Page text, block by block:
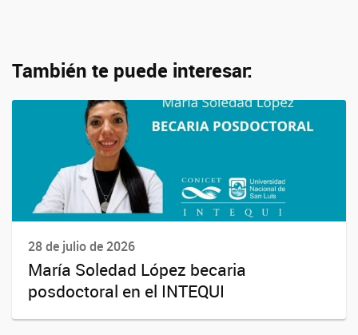
También te puede interesar:
28 de julio de 2026
María Soledad López becaria
posdoctoral en el INTEQUI